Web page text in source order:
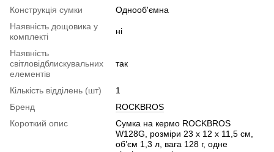
Конструкція сумки
Однооб'ємна
Наявність дощовика у
комплекті
ні
Наявність
світловідблискувальних
елементів
так
Кількість відділень (шт)
1
Бренд
ROCKBROS
Короткий опис
Сумка на кермо ROCKBROS
W128G, розміри 23 x 12 x 11,5 см,
об’єм 1,3 л, вага 128 г, одне